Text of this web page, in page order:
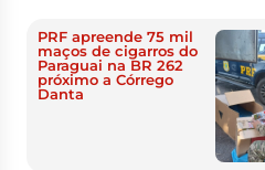
PRF apreende 75 mil
maços de cigarros do
Paraguai na BR 262
próximo a Córrego
Danta